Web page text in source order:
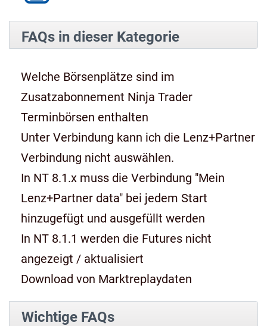
FAQs in dieser Kategorie
Welche Börsenplätze sind im
Zusatzabonnement Ninja Trader
Terminbörsen enthalten
Unter Verbindung kann ich die Lenz+Partner
Verbindung nicht auswählen.
In NT 8.1.x muss die Verbindung "Mein
Lenz+Partner data" bei jedem Start
hinzugefügt und ausgefüllt werden
In NT 8.1.1 werden die Futures nicht
angezeigt / aktualisiert
Download von Marktreplaydaten
Wichtige FAQs